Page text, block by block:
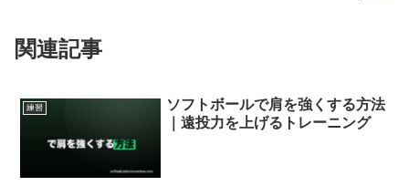
関連記事
練習
ソフトボールで肩を強くする方法
｜遠投力を上げるトレーニング